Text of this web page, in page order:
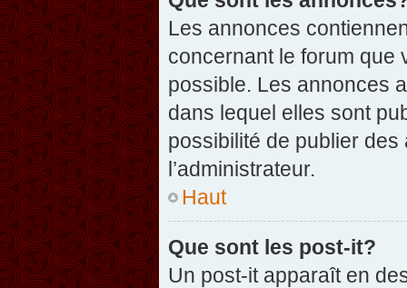
Les annonces
concernant le forum que
possible. Les annonces
dans lequel elles sont
possibilité de publier
l’administrateur.
Haut
Que sont les post-it?
Un post-it apparaît en